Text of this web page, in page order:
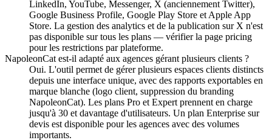
LinkedIn, YouTube, Messenger, X (anciennement Twitter),
Google Business Profile, Google Play Store et Apple App
Store. La gestion des analytics et de la publication sur X n'est
pas disponible sur tous les plans — vérifier la page pricing
pour les restrictions par plateforme.
NapoleonCat est-il adapté aux agences gérant plusieurs clients ?
Oui. L'outil permet de gérer plusieurs espaces clients distincts
depuis une interface unique, avec des rapports exportables en
marque blanche (logo client, suppression du branding
NapoleonCat). Les plans Pro et Expert prennent en charge
jusqu'à 30 et davantage d'utilisateurs. Un plan Enterprise sur
devis est disponible pour les agences avec des volumes
importants.